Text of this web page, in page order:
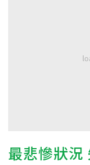
最悲慘狀況